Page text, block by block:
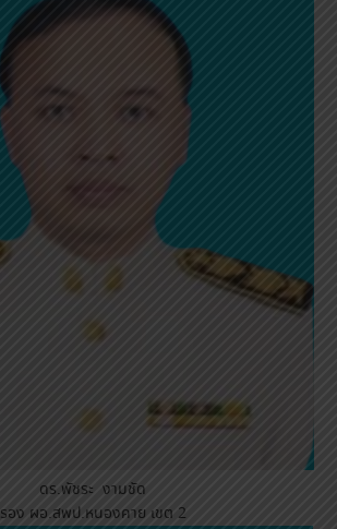
ดร.พัชระ งามชัด
รอง ผอ.สพป.หนองคาย เขต 2